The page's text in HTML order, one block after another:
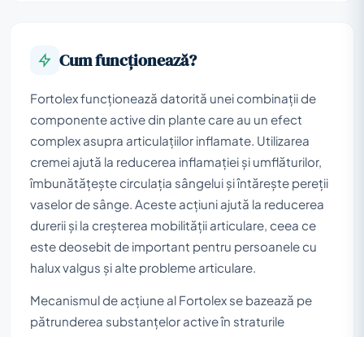
Cum funcționează?
Fortolex funcționează datorită unei combinații de
componente active din plante care au un efect
complex asupra articulațiilor inflamate. Utilizarea
cremei ajută la reducerea inflamației și umflăturilor,
îmbunătățește circulația sângelui și întărește pereții
vaselor de sânge. Aceste acțiuni ajută la reducerea
durerii și la creșterea mobilității articulare, ceea ce
este deosebit de important pentru persoanele cu
halux valgus și alte probleme articulare.
Mecanismul de acțiune al Fortolex se bazează pe
pătrunderea substanțelor active în straturile